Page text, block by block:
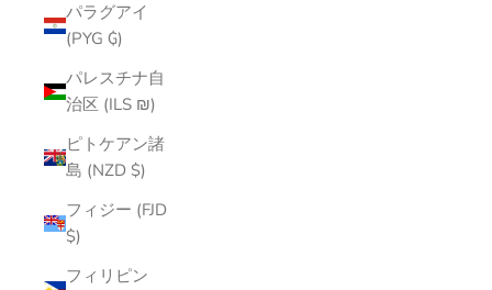
パラグアイ
(PYG ₲)
パレスチナ自
治区 (ILS ₪)
ピトケアン諸
島 (NZD $)
フィジー (FJD
$)
フィリピン